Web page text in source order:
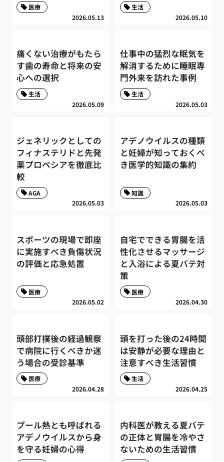
2026.05.13
医療
2026.05.10
生活
痛くない治療がもたら
す歯の寿命と将来の安
心への選択
2026.05.09
生活
仕事中の猛烈な眠気を
解消するために睡眠専
門外来を訪れた事例
2026.05.03
生活
ジェネリックとしての
フィナステリドと先発
薬プロペシアを徹底比
較
2026.05.03
AGA
アデノウイルスの種類
と妊婦が知っておくべ
き医学的知識の集約
2026.05.03
知識
スポーツの現場で即座
に実施すべき負傷状況
の評価と応急処置
2026.05.02
医療
自宅でできる胃腸を活
性化させるマッサージ
と入浴による夏バテ対
策
2026.04.30
医療
頭部打撲後の経過観察
で病院に行くべきか迷
う場合の受診基準
2026.04.28
医療
頭を打った後の24時間
は安静が必要な理由と
注意すべき生活習慣
2026.04.25
生活
プール熱とも呼ばれる
アデノウイルスから身
を守る妊婦の心得
内科医が教える夏バテ
の正体と胃腸を冷やさ
ないための生活習慣